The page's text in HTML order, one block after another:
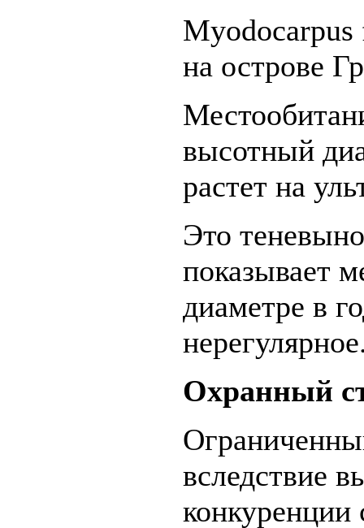
Myodocarpus
на острове
высотный
растет на
Это
показывает
диаметре в
Охранный
вследствие